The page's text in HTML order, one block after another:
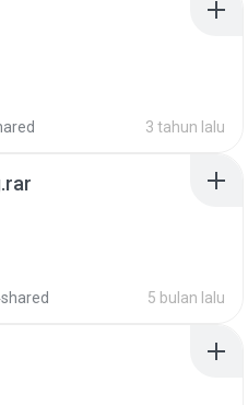
3 tahun lalu
5 bulan lalu